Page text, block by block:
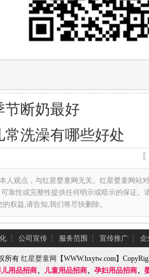
节断奶最好
常洗澡有哪些好处
人观点，与红星婴童网无关。红星婴童网站
靠性或完整性提供任何明示或暗示的保证。
权益,请告知,我们将尽快删除。
┆ 公司宣传 ┆ 服务范围 ┆ 宣传推广 ┆ 企
所有红星婴童网
【WWW.hxytw.com】
用品招商、 儿童用品招商、 孕妇用品招商、